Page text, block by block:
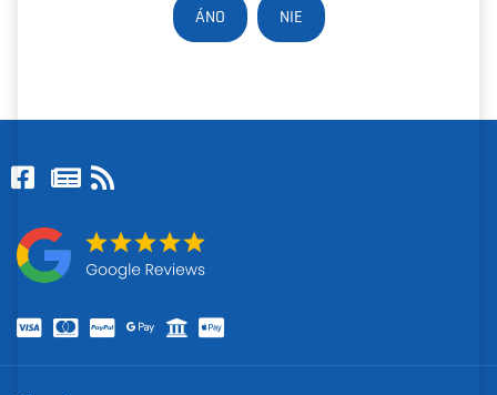
ÁNO NIE